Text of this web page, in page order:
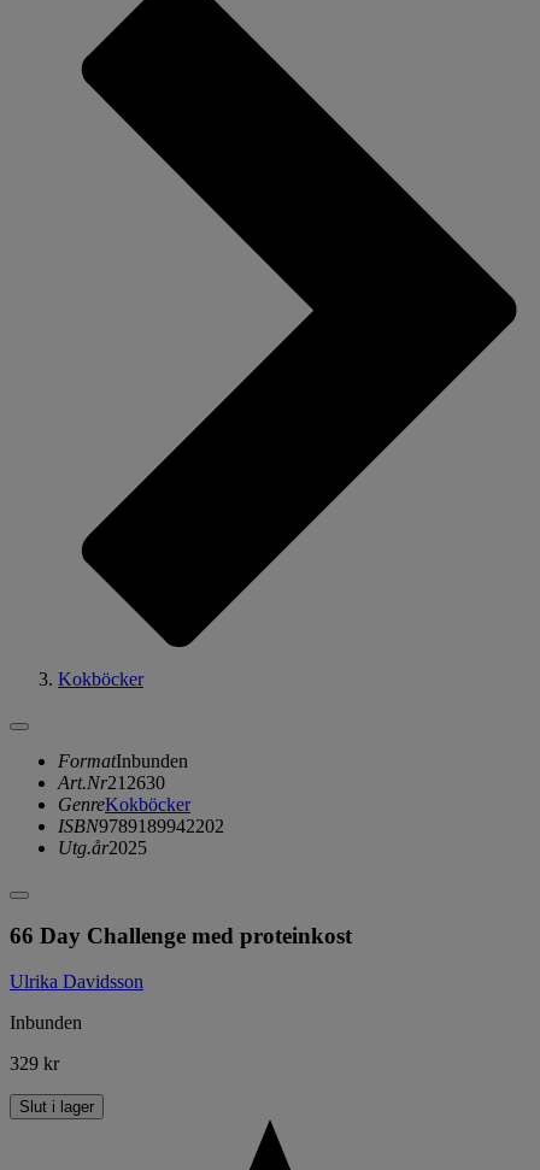
Kokböcker
FormatInbunden
Art.Nr212630
GenreKokböcker
ISBN9789189942202
Utg.år2025
66 Day Challenge med proteinkost
Ulrika Davidsson
Inbunden
329 kr
Slut i lager